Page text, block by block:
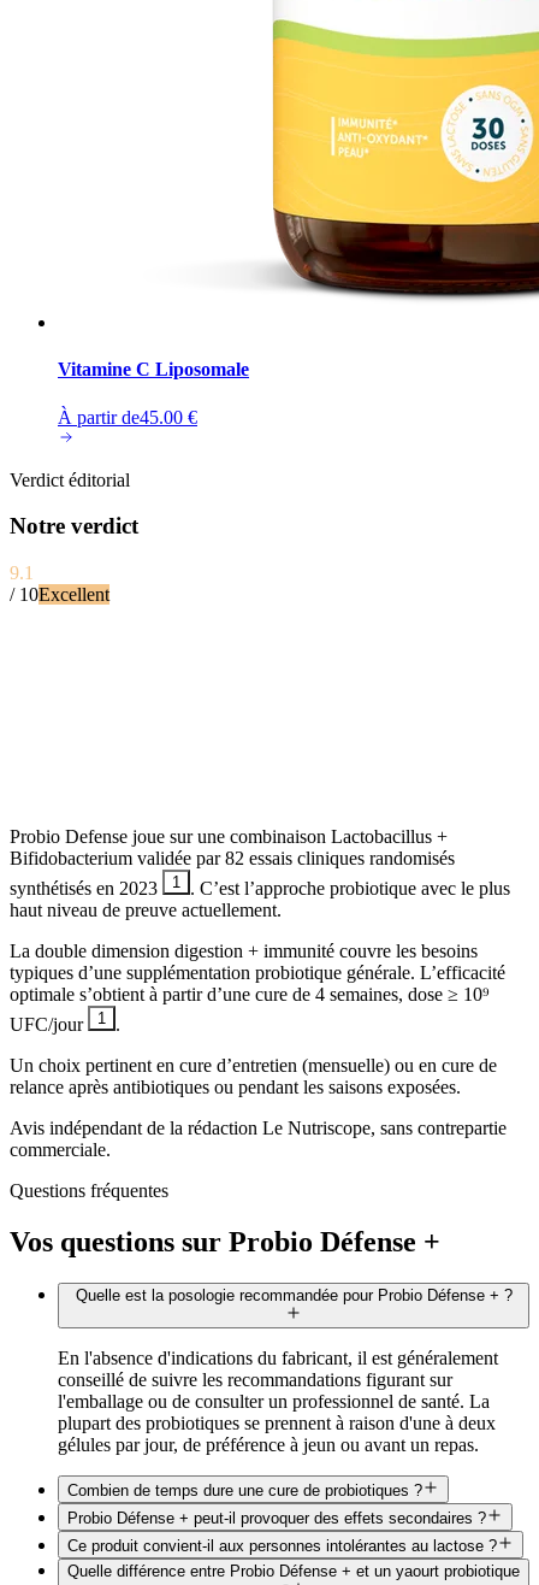
Vitamine C Liposomale
À partir de45.00 €
Verdict éditorial
Notre verdict
9.1
/ 10Excellent
Probio Defense joue sur une combinaison Lactobacillus +
Bifidobacterium validée par 82 essais cliniques randomisés
synthétisés en 2023
1
. C’est l’approche probiotique avec le plus
haut niveau de preuve actuellement.
La double dimension digestion + immunité couvre les besoins
typiques d’une supplémentation probiotique générale. L’efficacité
optimale s’obtient à partir d’une cure de 4 semaines, dose ≥ 10⁹
UFC/jour
1 .
Un choix pertinent en cure d’entretien (mensuelle) ou en cure de
relance après antibiotiques ou pendant les saisons exposées.
Avis indépendant de la rédaction Le Nutriscope, sans contrepartie
commerciale.
Questions fréquentes
Vos questions sur Probio Défense +
Quelle est la posologie recommandée pour Probio Défense + ?
En l'absence d'indications du fabricant, il est généralement
conseillé de suivre les recommandations figurant sur
l'emballage ou de consulter un professionnel de santé. La
plupart des probiotiques se prennent à raison d'une à deux
gélules par jour, de préférence à jeun ou avant un repas.
Combien de temps dure une cure de probiotiques ?
Probio Défense + peut-il provoquer des effets secondaires ?
Ce produit convient-il aux personnes intolérantes au lactose ?
Quelle différence entre Probio Défense + et un yaourt probiotique